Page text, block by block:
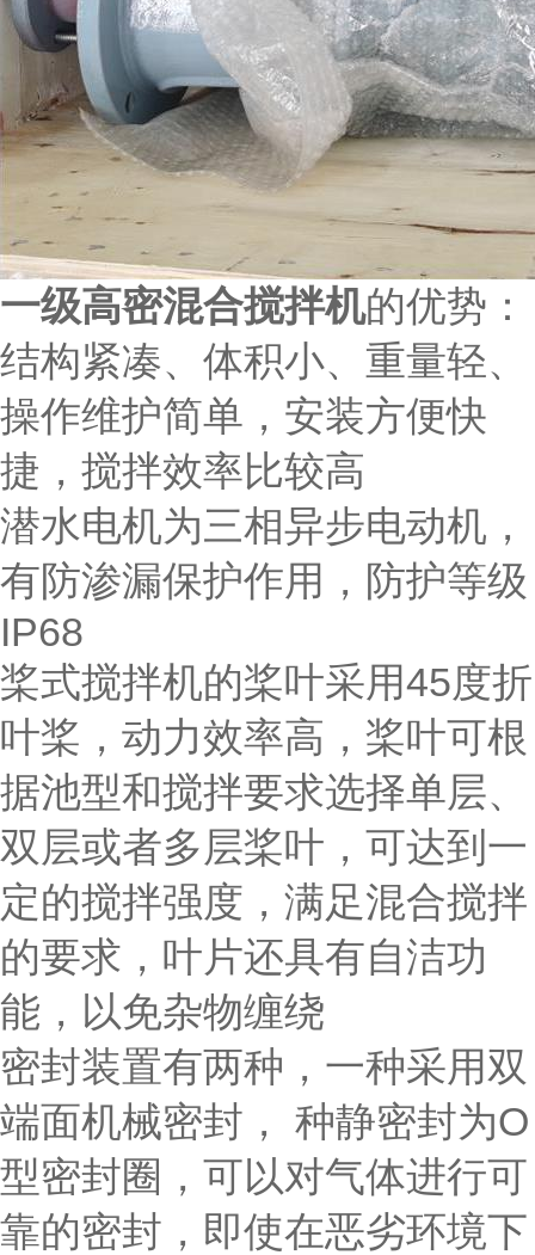
一级高密混合搅拌机的优势：
结构紧凑、体积小、重量轻、
操作维护简单，安装方便快
捷，搅拌效率比较高
潜水电机为三相异步电动机，
有防渗漏保护作用，防护等级
IP68
桨式搅拌机的桨叶采用45度折
叶桨，动力效率高，桨叶可根
据池型和搅拌要求选择单层、
双层或者多层桨叶，可达到一
定的搅拌强度，满足混合搅拌
的要求，叶片还具有自洁功
能，以免杂物缠绕
密封装置有两种，一种采用双
端面机械密封， 种静密封为O
型密封圈，可以对气体进行可
靠的密封，即使在恶劣环境下